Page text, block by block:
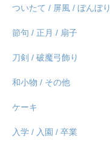
ついたて / 屏風 / ぼんぼり
節句 / 正月 / 扇子
刀剣 / 破魔弓飾り
和小物 / その他
ケーキ
入学 / 入園 / 卒業